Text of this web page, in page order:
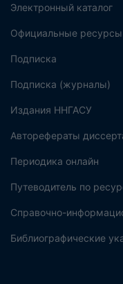
Электронный каталог
Официальные
Подписка
Подписка (журналы)
Издания ННГАСУ
Авторефераты
Периодика онлайн
Путеводитель по
Справочно-
Библиографические